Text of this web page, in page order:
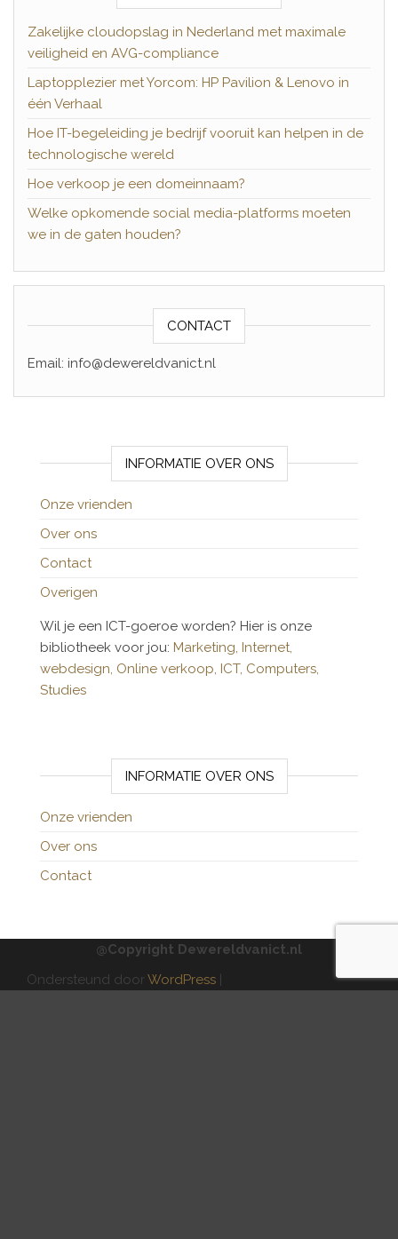
Zakelijke cloudopslag in Nederland met maximale
veiligheid en AVG-compliance
Laptopplezier met Yorcom: HP Pavilion & Lenovo in
één Verhaal
Hoe IT-begeleiding je bedrijf vooruit kan helpen in de
technologische wereld
Hoe verkoop je een domeinnaam?
Welke opkomende social media-platforms moeten
we in de gaten houden?
CONTACT
Email: info@dewereldvanict.nl
INFORMATIE OVER ONS
Onze vrienden
Over ons
Contact
Overigen
Wil je een ICT-goeroe worden? Hier is onze
bibliotheek voor jou: Marketing, Internet,
webdesign, Online verkoop, ICT, Computers,
Studies
INFORMATIE OVER ONS
Onze vrienden
Over ons
Contact
@Copyright Dewereldvanict.nl
Ondersteund doorWordPress